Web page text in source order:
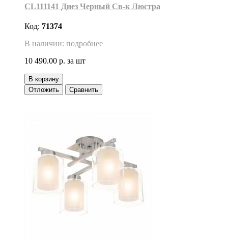
CL111141 Диез Черный Св-к Люстра
Код: 71374
В наличии: подробнее
10 490.00 р. за шт
В корзину
Отложить
Сравнить